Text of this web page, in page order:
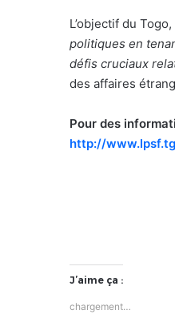
L’objectif du
politiques en
défis cruciaux
des affaires
Pour des
http://www.lpsf.tg
J’aime ça :
chargement…